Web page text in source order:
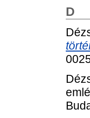
D